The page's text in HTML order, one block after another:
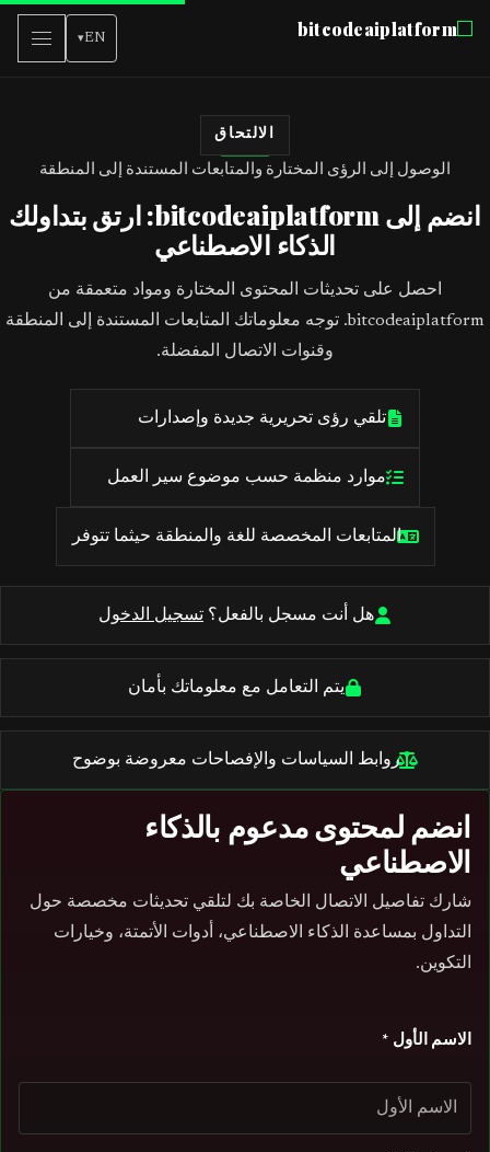
bitcodeaiplatform
EN
▾
الالتحاق
الوصول إلى الرؤى المختارة والمتابعات المستندة إلى المنطقة
انضم إلى bitcodeaiplatform: ارتق بتداولك
الذكاء الاصطناعي
احصل على تحديثات المحتوى المختارة ومواد متعمقة من
bitcodeaiplatform. توجه معلوماتك المتابعات المستندة إلى المنطقة
وقنوات الاتصال المفضلة.
تلقي رؤى تحريرية جديدة وإصدارات
موارد منظمة حسب موضوع سير العمل
المتابعات المخصصة للغة والمنطقة حيثما تتوفر
هل أنت مسجل بالفعل؟ تسجيل الدخول
يتم التعامل مع معلوماتك بأمان
روابط السياسات والإفصاحات معروضة بوضوح
انضم لمحتوى مدعوم بالذكاء
الاصطناعي
شارك تفاصيل الاتصال الخاصة بك لتلقي تحديثات مخصصة حول
التداول بمساعدة الذكاء الاصطناعي، أدوات الأتمتة، وخيارات
التكوين.
الاسم الأول *